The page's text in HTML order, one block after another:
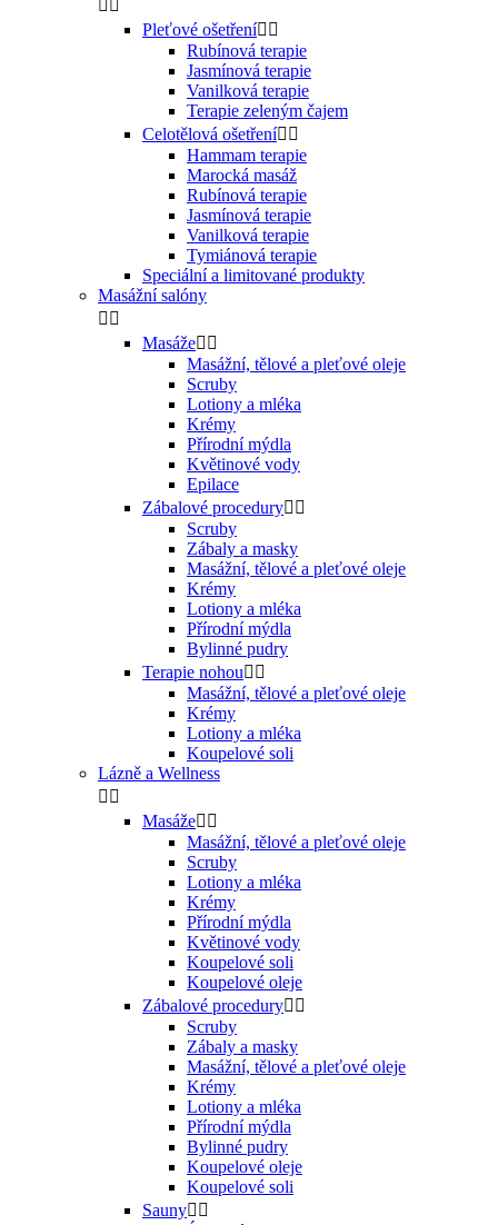
Pleťové ošetření 
Rubínová terapie
Jasmínová terapie
Vanilková terapie
Terapie zeleným čajem
Celotělová ošetření 
Hammam terapie
Marocká masáž
Rubínová terapie
Jasmínová terapie
Vanilková terapie
Tymiánová terapie
Speciální a limitované produkty
Masážní salóny
 
Masáže 
Masážní, tělové a pleťové oleje
Scruby
Lotiony a mléka
Krémy
Přírodní mýdla
Květinové vody
Epilace
Zábalové procedury 
Scruby
Zábaly a masky
Masážní, tělové a pleťové oleje
Krémy
Lotiony a mléka
Přírodní mýdla
Bylinné pudry
Terapie nohou 
Masážní, tělové a pleťové oleje
Krémy
Lotiony a mléka
Koupelové soli
Lázně a Wellness
 
Masáže 
Masážní, tělové a pleťové oleje
Scruby
Lotiony a mléka
Krémy
Přírodní mýdla
Květinové vody
Koupelové soli
Koupelové oleje
Zábalové procedury 
Scruby
Zábaly a masky
Masážní, tělové a pleťové oleje
Krémy
Lotiony a mléka
Přírodní mýdla
Bylinné pudry
Koupelové oleje
Koupelové soli
Sauny 